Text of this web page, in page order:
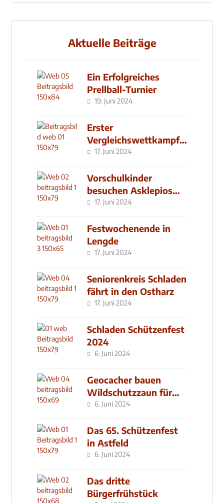
Aktuelle Beiträge
Ein Erfolgreiches
Prellball-Turnier
19. Juni 2024
Erster
Vergleichswettkampf
seit 2019
17. Juni 2024
Vorschulkinder
besuchen Asklepios
Klinik
17. Juni 2024
Festwochenende in
Lengde
17. Juni 2024
Seniorenkreis Schladen
fährt in den Ostharz
17. Juni 2024
Schladen Schützenfest
2024
6. Juni 2024
Geocacher bauen
Wildschutzzaun für
den MachMit! Wald
6. Juni 2024
Das 65. Schützenfest
in Astfeld
6. Juni 2024
Das dritte
Bürgerfrühstück